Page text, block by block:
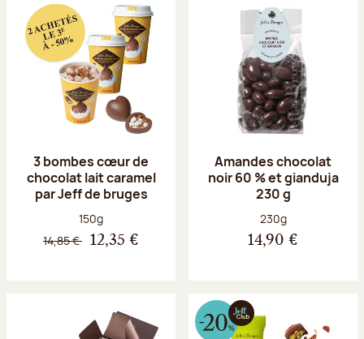
3 bombes cœur de
chocolat lait caramel
par Jeff de bruges
Poids net :
150g
14,85 € 12,35 €
Amandes chocolat
noir 60 % et gianduja
230 g
Poids net :
230g
14,90 €